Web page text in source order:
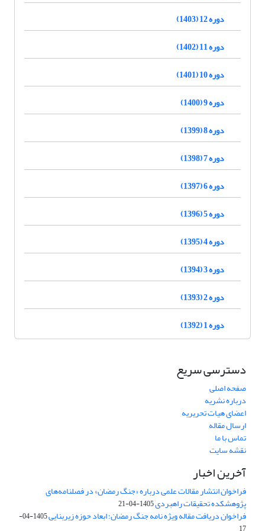
دوره 12 (1403)
دوره 11 (1402)
دوره 10 (1401)
دوره 9 (1400)
دوره 8 (1399)
دوره 7 (1398)
دوره 6 (1397)
دوره 5 (1396)
دوره 4 (1395)
دوره 3 (1394)
دوره 2 (1393)
دوره 1 (1392)
دسترسی سریع
صفحه اصلی
درباره نشریه
اعضای هیات تحریریه
ارسال مقاله
تماس با ما
نقشه سایت
آخرین اخبار
فراخوان انتشار مقالات علمی درباره «جنگ رمضان» در فصلنامه‌های
پژوهشکده تحقیقات راهبردی1405-04-21
فراخوان دریافت مقاله ویژه نامه جنگ رمضان؛ ابعاد حوزه زیربنایی
1405-04-